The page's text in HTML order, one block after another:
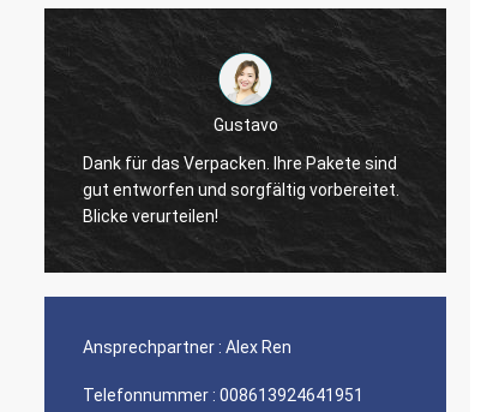
Sieger
Danke, Zoe. Ich informierte Sie gerade
mich zitierte um 5 Menschen über
Lasersender. Es gab billigere Angebote,
aber ich wähle Sie am Ende. Ich mag Ihre
Firma besonders der Service.
Ansprechpartner : Alex Ren
Telefonnummer : 008613924641951